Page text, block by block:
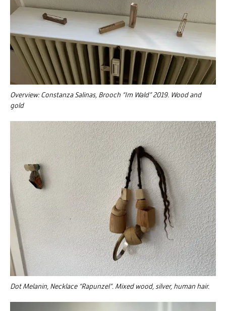
Overview: Constanza Salinas, Brooch “Im Wald” 2019. Wood and
gold
Dot Melanin, Necklace “Rapunzel”. Mixed wood, silver, human hair.